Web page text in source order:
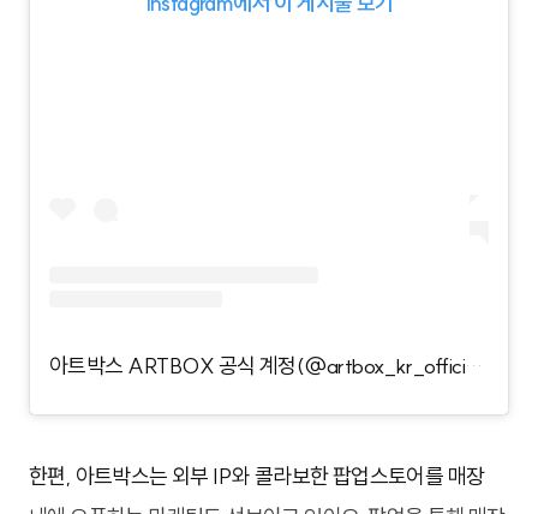
아트박스 ARTBOX 공식 계정(@artbox_kr_official)님의 공유 게시물
한편, 아트박스는 외부 IP와 콜라보한 팝업스토어를 매장